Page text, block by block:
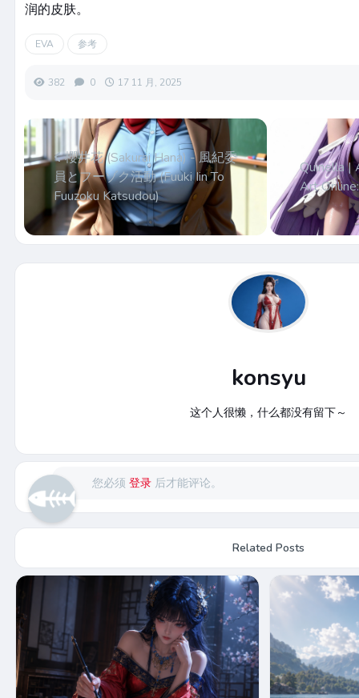
润的皮肤。
EVA 参考
382 0 17 11 月, 2025
櫻井花 (Sakurai Hana) - 風紀委
員とフーゾク活動 (Fuuki Iin To
Fuuzoku Katsudou)
Quinella |
Art
konsyu
这个人很懒，什么都没有留下～
您必须登录 后才能评论。
Related Posts